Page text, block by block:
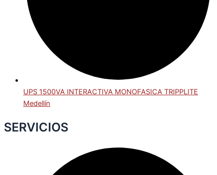
UPS 1500VA INTERACTIVA MONOFASICA TRIPPLITE
Medellín
SERVICIOS